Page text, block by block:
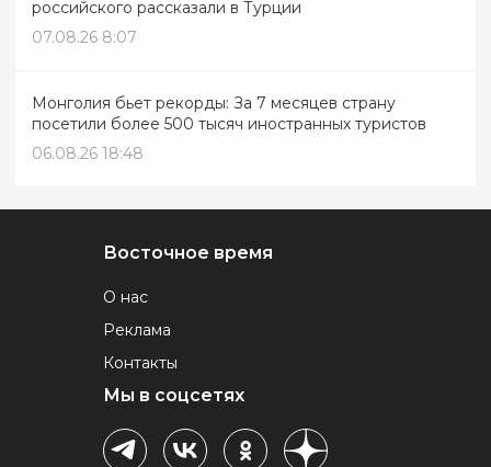
российского рассказали в Турции
07.08.26 8:07
Монголия бьет рекорды: За 7 месяцев страну
посетили более 500 тысяч иностранных туристов
06.08.26 18:48
Восточное время
О нас
Реклама
Контакты
Мы в соцсетях